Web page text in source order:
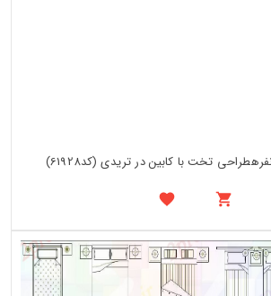
تخت با کابین در تریدی (کد61928)